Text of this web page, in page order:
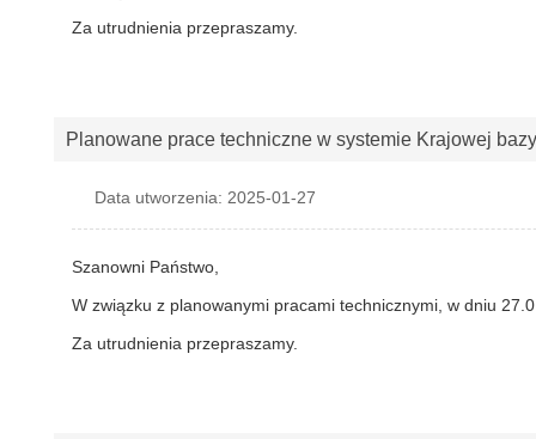
Za utrudnienia przepraszamy.
Planowane prace techniczne w systemie Krajowej bazy
Data utworzenia: 2025-01-27
Szanowni Państwo,
W związku z planowanymi pracami technicznymi, w dniu
Za utrudnienia przepraszamy.